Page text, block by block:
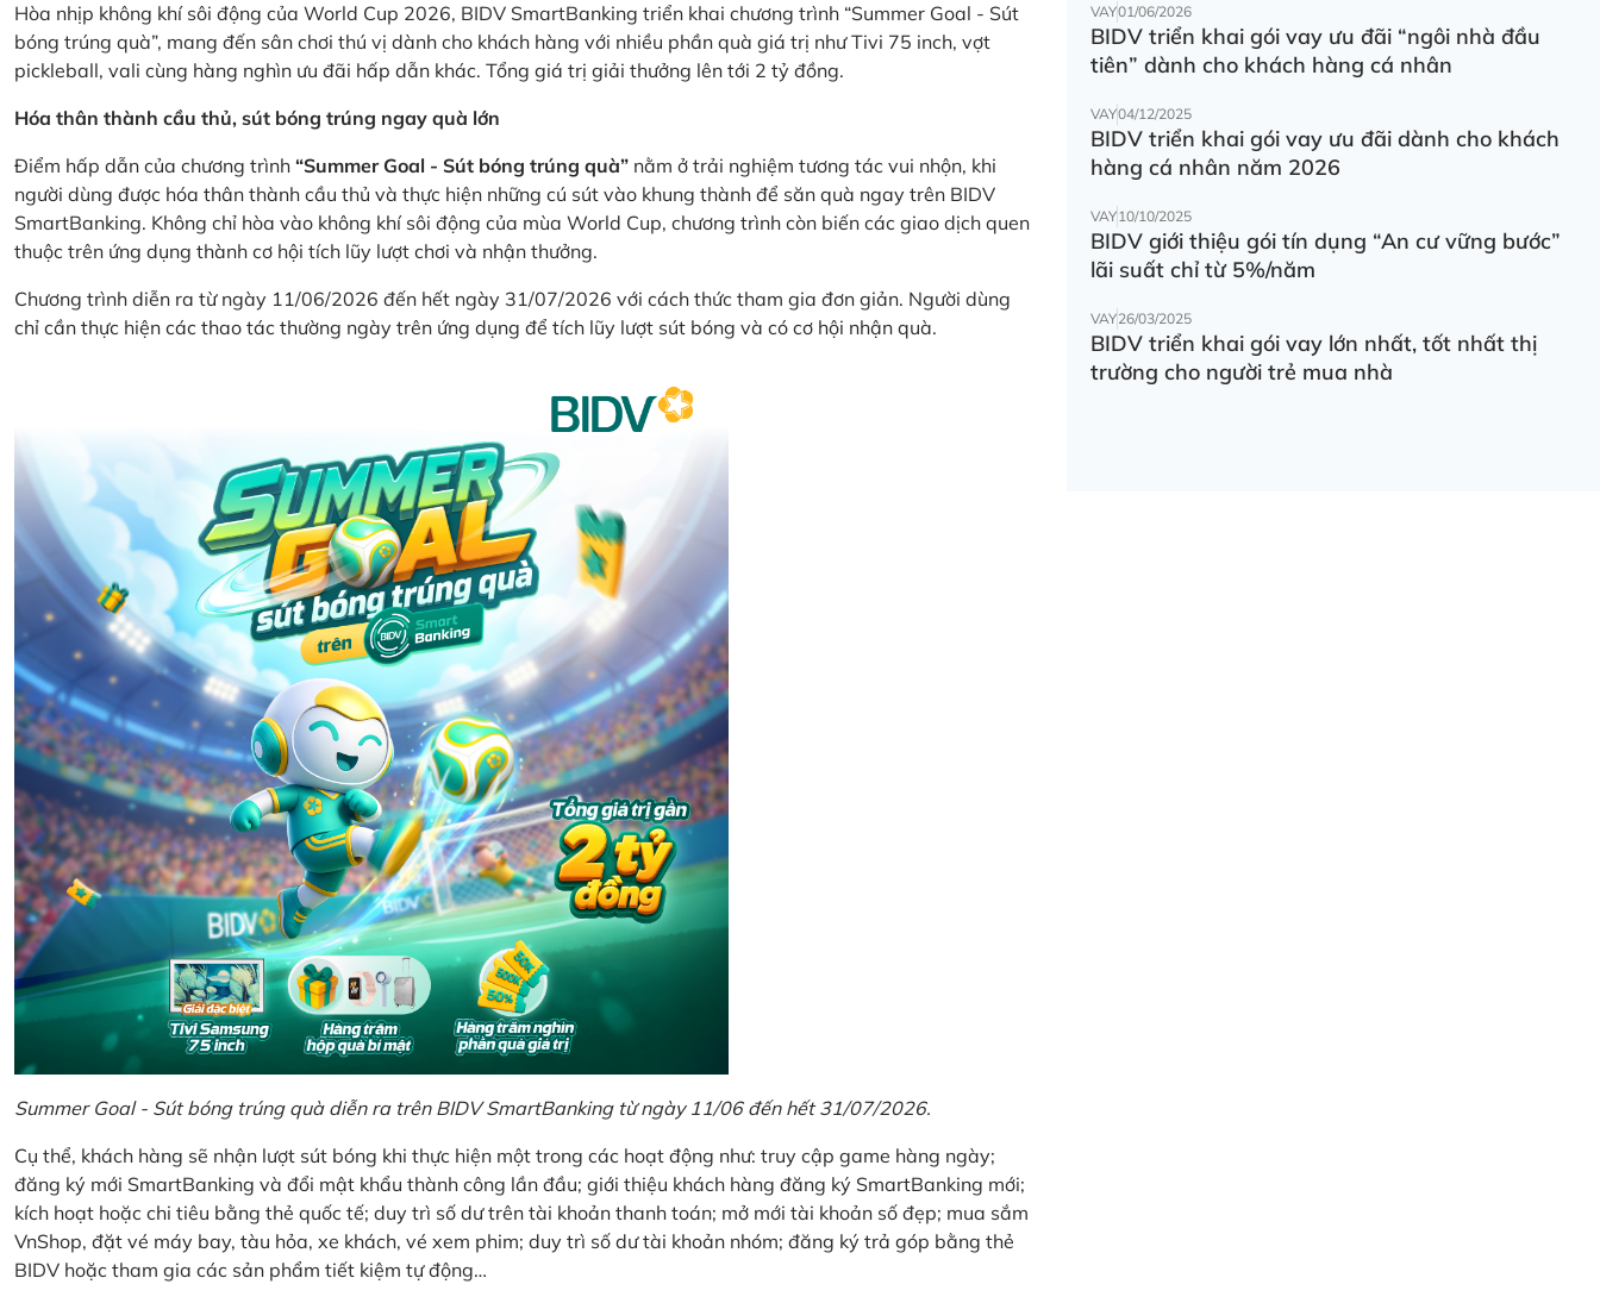
Hòa nhịp không khí sôi động của World Cup 2026, BIDV SmartBanking triển khai chương trình “Summer Goal - Sút
bóng trúng quà”, mang đến sân chơi thú vị dành cho khách hàng với nhiều phần quà giá trị như Tivi 75 inch, vợt
pickleball, vali cùng hàng nghìn ưu đãi hấp dẫn khác. Tổng giá trị giải thưởng lên tới 2 tỷ đồng.
Hóa thân thành cầu thủ, sút bóng trúng ngay quà lớn
Điểm hấp dẫn của chương trình “Summer Goal - Sút bóng trúng quà” nằm ở trải nghiệm tương tác vui nhộn, khi
người dùng được hóa thân thành cầu thủ và thực hiện những cú sút vào khung thành để săn quà ngay trên BIDV
SmartBanking. Không chỉ hòa vào không khí sôi động của mùa World Cup, chương trình còn biến các giao dịch quen
thuộc trên ứng dụng thành cơ hội tích lũy lượt chơi và nhận thưởng.
Chương trình diễn ra từ ngày 11/06/2026 đến hết ngày 31/07/2026 với cách thức tham gia đơn giản. Người dùng
chỉ cần thực hiện các thao tác thường ngày trên ứng dụng để tích lũy lượt sút bóng và có cơ hội nhận quà.
Summer Goal - Sút bóng trúng quà diễn ra trên BIDV SmartBanking từ ngày 11/06 đến hết 31/07/2026.
Cụ thể, khách hàng sẽ nhận lượt sút bóng khi thực hiện một trong các hoạt động như: truy cập game hàng ngày;
đăng ký mới SmartBanking và đổi mật khẩu thành công lần đầu; giới thiệu khách hàng đăng ký SmartBanking mới;
kích hoạt hoặc chi tiêu bằng thẻ quốc tế; duy trì số dư trên tài khoản thanh toán; mở mới tài khoản số đẹp; mua sắm
VnShop, đặt vé máy bay, tàu hỏa, xe khách, vé xem phim; duy trì số dư tài khoản nhóm; đăng ký trả góp bằng thẻ
BIDV hoặc tham gia các sản phẩm tiết kiệm tự động…
VAY01/06/2026
BIDV triển khai gói vay ưu đãi “ngôi nhà đầu
tiên” dành cho khách hàng cá nhân
VAY04/12/2025
BIDV triển khai gói vay ưu đãi dành cho khách
hàng cá nhân năm 2026
VAY10/10/2025
BIDV giới thiệu gói tín dụng “An cư vững bước”
lãi suất chỉ từ 5%/năm
VAY26/03/2025
BIDV triển khai gói vay lớn nhất, tốt nhất thị
trường cho người trẻ mua nhà